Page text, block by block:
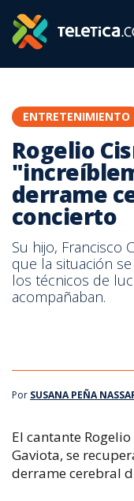
ENTRETENIMIENTO
Rogelio
derrame
concierto
Su hijo, Francisco
que la situación
los técnicos de
acompañaban.
Por SUSANA PEÑA
El cantante
Gaviota, se
derrame cerebral